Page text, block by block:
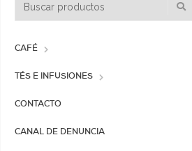
CAFÉ
TÉS E INFUSIONES
CONTACTO
CANAL DE DENUNCIA